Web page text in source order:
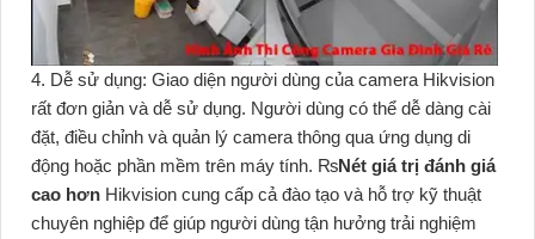
4. Dễ sử dụng: Giao diện người dùng của camera Hikvision
rất đơn giản và dễ sử dụng. Người dùng có thể dễ dàng cài
đặt, điều chỉnh và quản lý camera thông qua ứng dụng di
động hoặc phần mềm trên máy tính. ₨Nét giá trị đánh giá
cao hơn Hikvision cung cấp cả đào tạo và hỗ trợ kỹ thuật
chuyên nghiệp để giúp người dùng tận hưởng trải nghiệm